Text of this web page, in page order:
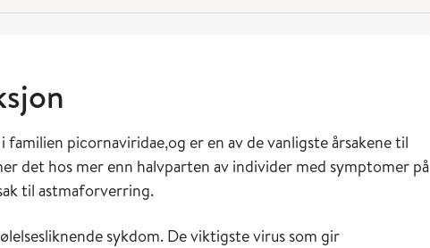
picornaviridae,og er en av de vanligste årsakene til
det hos mer enn halvparten av individer med symptomer på
til astmaforverring.
sykdom. De viktigste virus som gir